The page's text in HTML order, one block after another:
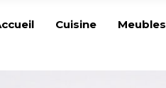
Cuisine Meubles